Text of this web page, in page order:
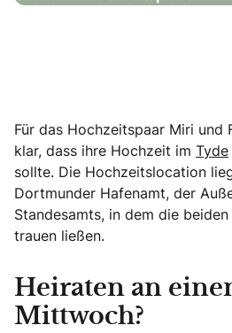
Für das Hochzeitspaar Miri und
klar, dass ihre Hochzeit im Tyde
sollte. Die Hochzeitslocation
Dortmunder Hafenamt, der
Standesamts, in dem die
trauen ließen.
Heiraten an
Mittwoch?